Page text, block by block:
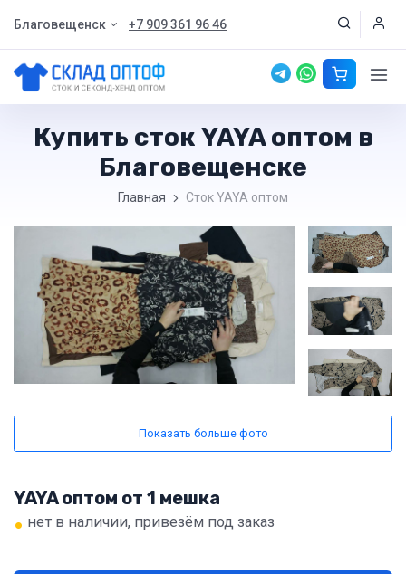
Благовещенск +7 909 361 96 46
Купить сток YAYA оптом в
Благовещенске
Главная Сток YAYA оптом
Показать больше фото
YAYA оптом от 1 мешка
• нет в наличии, привезём под заказ